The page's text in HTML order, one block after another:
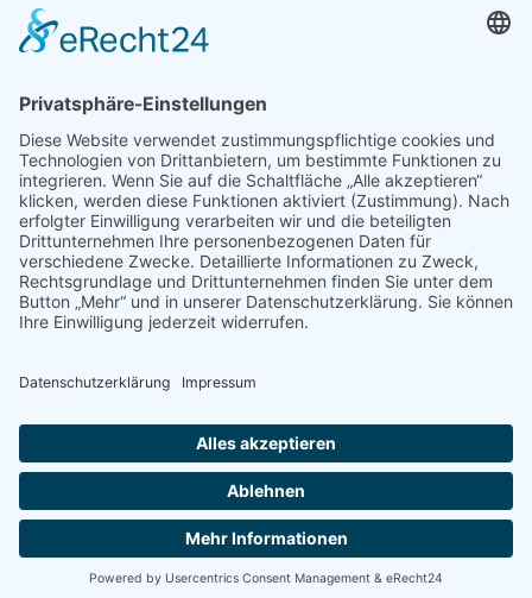
Auto mit Motorschaden verkaufen
Support
Kontakt FAQ
Connect social
Datenschutz Impressum AGB Händler
AGB Verbraucher
Über uns